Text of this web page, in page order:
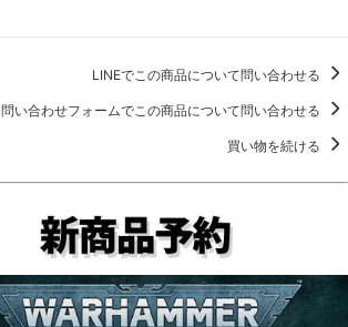
LINEでこの商品について問い合わせる
問い合わせフォームでこの商品について問い合わせる
買い物を続ける